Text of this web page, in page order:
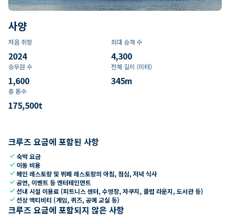
사양
처음 취항
2024
최대 승객 수
4,300
승무원 수
1,600
전체 길이 (미터)
345m
총 톤수
175,500t
크루즈 요금에 포함된 사항
check숙박 요금
check 이동 비용
check 메인 레스토랑 및 뷔페 레스토랑의 아침, 점심, 저녁 식사
check공연, 이벤트 등 엔터테인먼트
check선내 시설 이용료 (피트니스 센터, 수영장, 자쿠지, 클럽 라운지, 도서관 등)
check선상 액티비티 (게임, 퀴즈, 공예 교실 등)
크루즈 요금에 포함되지 않은 사항